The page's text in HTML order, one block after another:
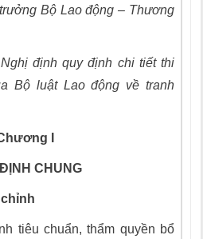
Bộ Lao động – Thương
định quy định chi tiết thi
Bộ luật Lao động vềtranh
CHUNG
tiêu chuẩn, thẩm quyền bổ